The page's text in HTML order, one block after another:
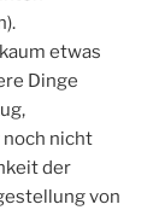
etwas
Dinge
noch nicht
der
von